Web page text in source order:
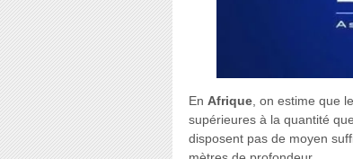
En Afrique , on estime que
supérieures à la quantité
disposent pas de moyen